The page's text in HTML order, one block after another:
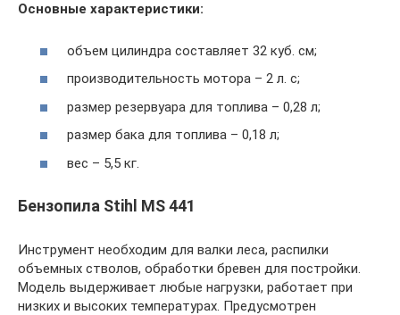
Основные характеристики:
объем цилиндра составляет 32 куб. см;
производительность мотора – 2 л. с;
размер резервуара для топлива – 0,28 л;
размер бака для топлива – 0,18 л;
вес – 5,5 кг.
Бензопила Stihl MS 441
Инструмент необходим для валки леса, распилки
объемных стволов, обработки бревен для постройки.
Модель выдерживает любые нагрузки, работает при
низких и высоких температурах. Предусмотрен